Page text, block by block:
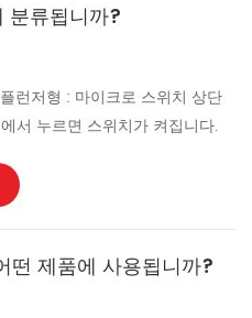
우 접촉 위치를 가볍게 만지거
스위치가 느슨해질 수 있습니다.
가 너무 높으면 수용성 플럭스의
. 표준 방수 등급은 IP6.7...
분류됩니까?
런저형 : 마이크로 스위치 상단
서 누르면 스위치가 켜집니다.
위에서 누르면 스위치가 켜집니
달린 진자 막대가 마이크로 스
버튼형: 마이크로 스위치 상단
기는 이 버튼을 상단에서 눌러
제품에 사용됩니까?